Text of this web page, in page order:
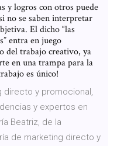
y logros con otros puede
no se saben interpretar
El dicho “las
entra en juego
del trabajo creativo, ya
en una trampa para la
es único!
y promocional,
y expertos en
Beatriz, de la
de marketing directo y